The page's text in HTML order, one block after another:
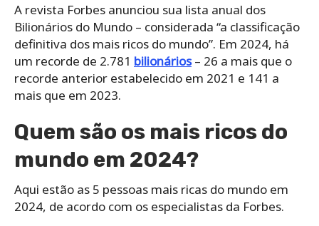
A revista Forbes anunciou sua lista anual dos
Bilionários do Mundo – considerada “a classificação
definitiva dos mais ricos do mundo”. Em 2024, há
um recorde de 2.781 bilionários– 26 a mais que o
recorde anterior estabelecido em 2021 e 141 a
mais que em 2023.
Quem são os mais ricos do
mundo em 2024?
Aqui estão as 5 pessoas mais ricas do mundo em
2024, de acordo com os especialistas da Forbes.